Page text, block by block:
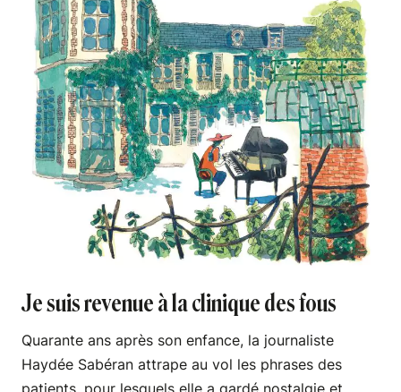
Je suis revenue à la clinique des fous
Quarante ans après son enfance, la journaliste
Haydée Sabéran attrape au vol les phrases des